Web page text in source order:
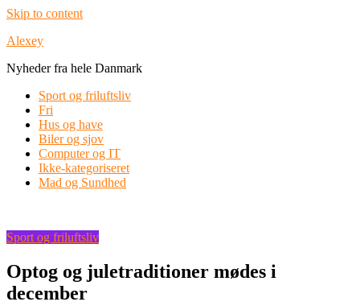
Skip to content
Alexey
Nyheder fra hele Danmark
Sport og friluftsliv
Fri
Hus og have
Biler og sjov
Computer og IT
Ikke-kategoriseret
Mad og Sundhed
Sport og friluftsliv
Optog og juletraditioner mødes i
december